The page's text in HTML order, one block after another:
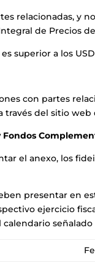
relacionadas, y
de Precios
superior a los
con partes
través del sitio
el anexo, los
presentar en
ejercicio